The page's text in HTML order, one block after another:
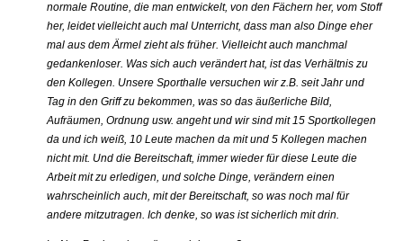
normale Routine, die man entwickelt, von den Fächern her, vom Stoff
her, leidet vielleicht auch mal Unterricht, dass man also Dinge eher
mal aus dem Ärmel zieht als früher. Vielleicht auch manchmal
gedankenloser. Was sich auch verändert hat, ist das Verhältnis zu
den Kollegen. Unsere Sporthalle versuchen wir z.B. seit Jahr und
Tag in den Griff zu bekommen, was so das äußerliche Bild,
Aufräumen, Ordnung usw. angeht und wir sind mit 15 Sportkollegen
da und ich weiß, 10 Leute machen da mit und 5 Kollegen machen
nicht mit. Und die Bereitschaft, immer wieder für diese Leute die
Arbeit mit zu erledigen, und solche Dinge, verändern einen
wahrscheinlich auch, mit der Bereitschaft, so was noch mal für
andere mitzutragen. Ich denke, so was ist sicherlich mit drin.